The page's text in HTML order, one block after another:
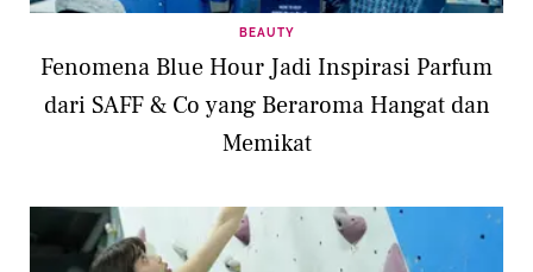
BEAUTY
Fenomena Blue Hour Jadi Inspirasi Parfum
dari SAFF & Co yang Beraroma Hangat dan
Memikat